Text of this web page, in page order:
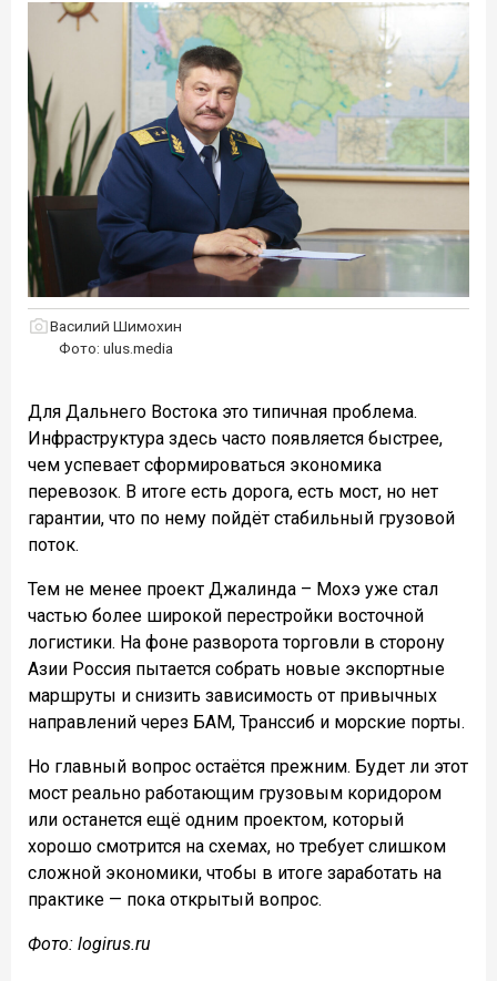
Василий Шимохин
Фото: ulus.media
Для Дальнего Востока это типичная проблема.
Инфраструктура здесь часто появляется быстрее,
чем успевает сформироваться экономика
перевозок. В итоге есть дорога, есть мост, но нет
гарантии, что по нему пойдёт стабильный грузовой
поток.
Тем не менее проект Джалинда – Мохэ уже стал
частью более широкой перестройки восточной
логистики. На фоне разворота торговли в сторону
Азии Россия пытается собрать новые экспортные
маршруты и снизить зависимость от привычных
направлений через БАМ, Транссиб и морские порты.
Но главный вопрос остаётся прежним. Будет ли этот
мост реально работающим грузовым коридором
или останется ещё одним проектом, который
хорошо смотрится на схемах, но требует слишком
сложной экономики, чтобы в итоге заработать на
практике — пока открытый вопрос.
Фото: logirus.ru